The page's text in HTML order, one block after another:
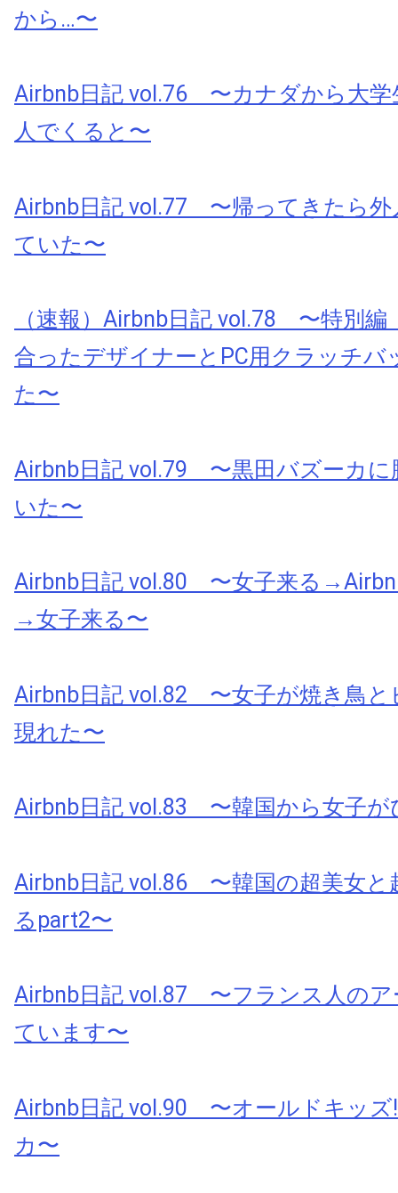
から…〜
Airbnb日記 vol.76 〜カナダから大学
人でくると〜
Airbnb日記 vol.77 〜帰ってきたら外
ていた〜
（速報）Airbnb日記 vol.78 〜特別
合ったデザイナーとPC用クラッチバ
た〜
Airbnb日記 vol.79 〜黒田バズーカに
いた〜
Airbnb日記 vol.80 〜女子来る
→女子来る〜
Airbnb日記 vol.82 〜女子が焼き鳥と
現れた〜
Airbnb日記 vol.83 〜韓国から女子が
Airbnb日記 vol.86 〜韓国の超美女と
るpart2〜
Airbnb日記 vol.87 〜フランス人のア
ています〜
Airbnb日記 vol.90 〜オールドキッズ
カ〜